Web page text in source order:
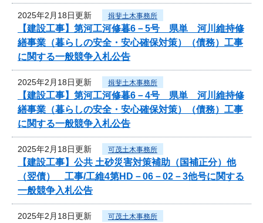
2025年2月18日更新 揖斐土木事務所
【建設工事】第河工河修暮6－5号 県単 河川維持修
繕事業（暮らしの安全・安心確保対策）（債務）工事
に関する一般競争入札公告
2025年2月18日更新 揖斐土木事務所
【建設工事】第河工河修暮6－4号 県単 河川維持修
繕事業（暮らしの安全・安心確保対策）（債務）工事
に関する一般競争入札公告
2025年2月18日更新 可茂土木事務所
【建設工事】公共 土砂災害対策補助（国補正分）他
（翌債） 工事/工維4第HD－06－02－3他号に関する
一般競争入札公告
2025年2月18日更新 可茂土木事務所